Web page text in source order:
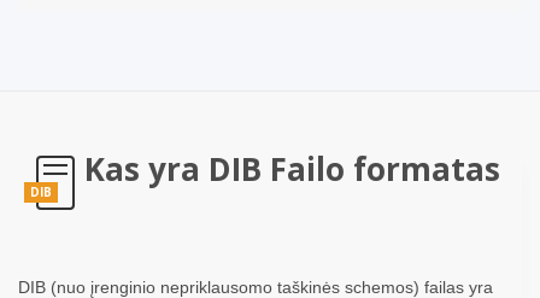
DIB
Kas yra DIB Failo formatas
DIB (nuo įrenginio nepriklausomo taškinės schemos) failas yra